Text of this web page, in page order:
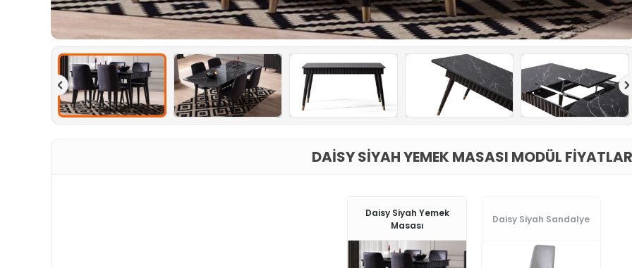
DAISY SIYAH YEMEK MASASI MODÜL
Daisy Siyah Yemek
Masası
Daisy Siyah Sandalye